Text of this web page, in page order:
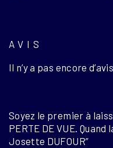
AVIS
Il n’y a pas encore d’avis.
Soyez le premier à
PERTE DE VUE.
Josette DUFOUR”